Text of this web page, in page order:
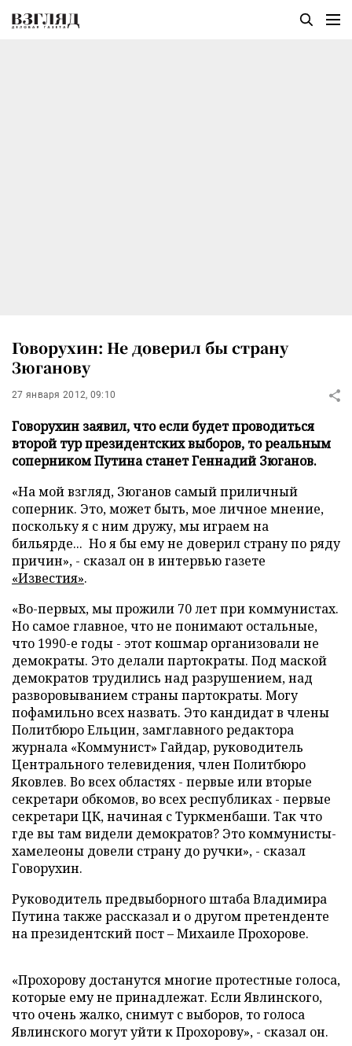
Говорухин: Не доверил бы страну
Зюганову
27 января 2012, 09:10
Говорухин заявил, что если будет проводиться
второй тур президентских выборов, то реальным
соперником Путина станет Геннадий Зюганов.
«На мой взгляд, Зюганов самый приличный
соперник. Это, может быть, мое личное мнение,
поскольку я с ним дружу, мы играем на
бильярде... Но я бы ему не доверил страну по ряду
причин», - сказал он в интервью газете
«Известия».
«Во-первых, мы прожили 70 лет при коммунистах.
Но самое главное, что не понимают остальные,
что 1990-е годы - этот кошмар организовали не
демократы. Это делали партократы. Под маской
демократов трудились над разрушением, над
разворовыванием страны партократы. Могу
пофамильно всех назвать. Это кандидат в члены
Политбюро Ельцин, замглавного редактора
журнала «Коммунист» Гайдар, руководитель
Центрального телевидения, член Политбюро
Яковлев. Во всех областях - первые или вторые
секретари обкомов, во всех республиках - первые
секретари ЦК, начиная с Туркменбаши. Так что
где вы там видели демократов? Это коммунисты-
хамелеоны довели страну до ручки», - сказал
Говорухин.
Руководитель предвыборного штаба Владимира
Путина также рассказал и о другом претенденте
на президентский пост – Михаиле Прохорове.
«Прохорову достанутся многие протестные голоса,
которые ему не принадлежат. Если Явлинского,
что очень жалко, снимут с выборов, то голоса
Явлинского могут уйти к Прохорову», - сказал он.